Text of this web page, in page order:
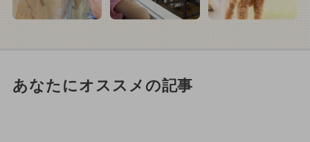
あなたにオススメの記事